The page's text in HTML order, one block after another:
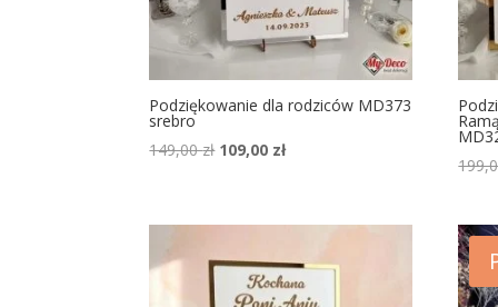
Podziękowanie dla rodziców MD373
srebro
149,00zł 109,00 zł